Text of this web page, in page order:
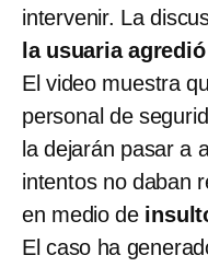
intervenir. La
la usuaria
El video muestra
personal de
la dejarán pasar a
intentos no daban
en medio de
El caso ha